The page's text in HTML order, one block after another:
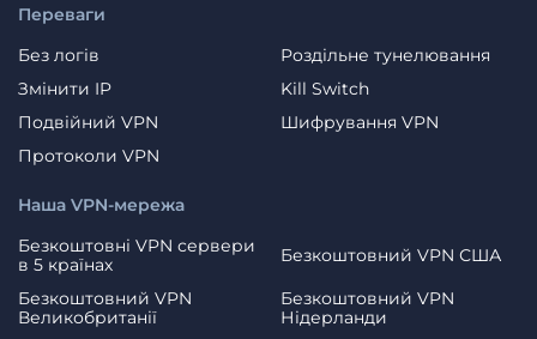
Переваги
Без логів
Роздільне тунелювання
Змінити IP
Kill Switch
Подвійний VPN
Шифрування VPN
Протоколи VPN
Наша VPN-мережа
Безкоштовні VPN сервери
в 5 країнах
Безкоштовний VPN США
Безкоштовний VPN
Великобританії
Безкоштовний VPN
Нідерланди